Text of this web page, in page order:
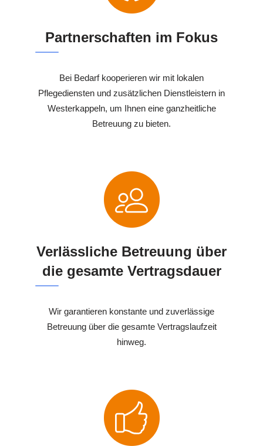
Partnerschaften im Fokus
Bei Bedarf kooperieren wir mit lokalen
Pflegediensten und zusätzlichen Dienstleistern in
Westerkappeln, um Ihnen eine ganzheitliche
Betreuung zu bieten.
Verlässliche Betreuung über
die gesamte Vertragsdauer
Wir garantieren konstante und zuverlässige
Betreuung über die gesamte Vertragslaufzeit
hinweg.